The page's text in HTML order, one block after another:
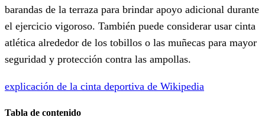
barandas de la terraza para brindar apoyo adicional durante
el ejercicio vigoroso. También puede considerar usar cinta
atlética alrededor de los tobillos o las muñecas para mayor
seguridad y protección contra las ampollas.
explicación de la cinta deportiva de Wikipedia
Tabla de contenido